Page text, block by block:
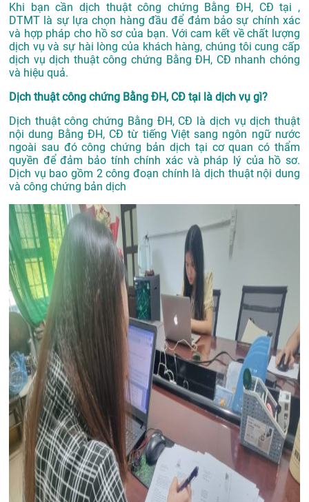
Khi bạn cần dịch thuật công chứng Bằng ĐH, CĐ tại ,
DTMT là sự lựa chọn hàng đầu để đảm bảo sự chính xác
và hợp pháp cho hồ sơ của bạn. Với cam kết về chất lượng
dịch vụ và sự hài lòng của khách hàng, chúng tôi cung cấp
dịch vụ dịch thuật công chứng Bằng ĐH, CĐ nhanh chóng
và hiệu quả.
Dịch thuật công chứng Bằng ĐH, CĐ tại là dịch vụ gì?
Dịch thuật công chứng Bằng ĐH, CĐ là dịch vụ dịch thuật
nội dung Bằng ĐH, CĐ từ tiếng Việt sang ngôn ngữ nước
ngoài sau đó công chứng bản dịch tại cơ quan có thẩm
quyền để đảm bảo tính chính xác và pháp lý của hồ sơ.
Dịch vụ bao gồm 2 công đoạn chính là dịch thuật nội dung
và công chứng bản dịch